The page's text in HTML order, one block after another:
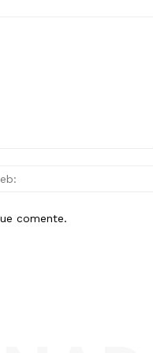
comente.